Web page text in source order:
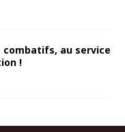
combatifs, au service
!